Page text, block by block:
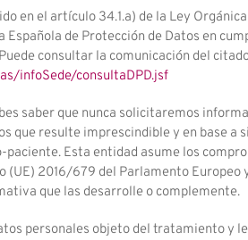
en el artículo 34.1.a) de la Ley
de Protección de Datos en
consultar la comunicación del
infoSede/consultaDPD.jsf
saber que nunca solicitaremos
que resulte imprescindible y en base
Esta entidad asume los
2016/679 del Parlamento Europeo
que las desarrolle o complemente.
personales objeto del tratamiento y